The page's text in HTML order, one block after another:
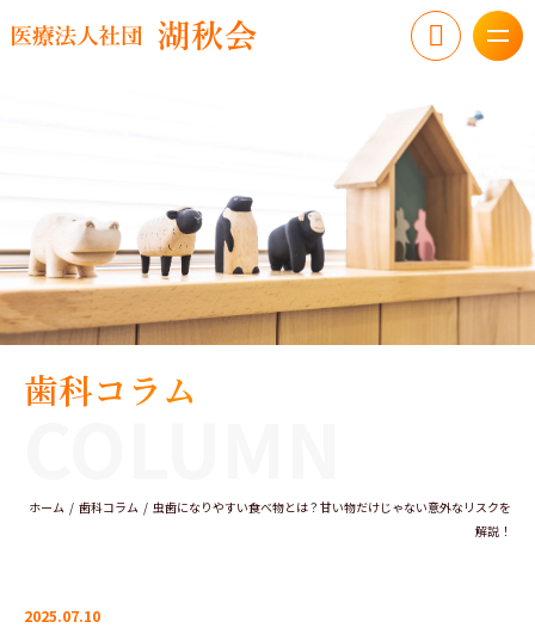
歯科コラム
ホーム 歯科コラム
虫歯になりやすい食べ物とは？甘い物だけじゃない意外なリスクを
解説！
2025.07.10